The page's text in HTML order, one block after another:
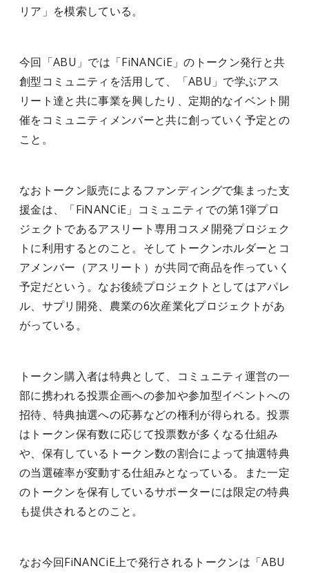
リア」を模索している。
今回「ABU」では「FiNANCiE」のトークン発行と共
創型コミュニティを活用して、「ABU」で学ぶアス
リート達と共に事業を興したり、定期的なイベント開
催をコミュニティメンバーと共に創っていく予定との
こと。
なおトークン販売によるファンディングで集まった支
援金は、「FiNANCiE」コミュニティでの第1弾プロ
ジェクトであるアスリート専用コスメ開発プロジェク
トに利用するとのこと。そしてトークンホルダーとコ
アメンバー（アスリート）が共同で商品を作っていく
予定だという。なお後続プロジェクトとしてはアパレ
ル、サプリ開発、農業の6次産業化プロジェクトがあ
がっている。
トークン購入者は特典として、コミュニティ運営の一
部に携われる投票企画への参加や参加型イベントへの
招待、特典抽選への応募などの権利が得られる。投票
はトークン保有数に応じて投票数が多くなる仕組み
や、保有しているトークン数の割合によって抽選特典
の当選確率が変動する仕組みとなっている。また一定
のトークンを保有しているサポーターには限定の特典
も提供されるとのこと。
なお今回FiNANCiE上で発行されるトークンは「ABU